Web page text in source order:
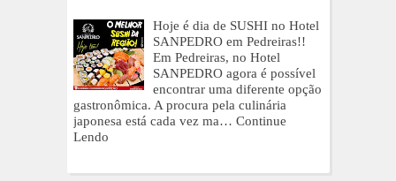
Hoje é dia de SUSHI no Hotel
SANPEDRO em Pedreiras!!
Em Pedreiras, no Hotel
SANPEDRO agora é possível
encontrar uma diferente opção
gastronômica. A procura pela culinária
japonesa está cada vez ma… Continue
Lendo